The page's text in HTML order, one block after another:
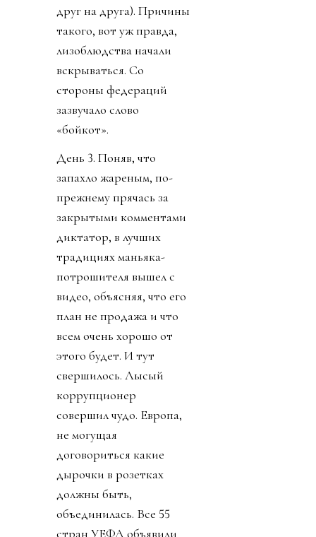
друг на друга). Причины
такого, вот уж правда,
лизоблюдства начали
вскрываться. Со
стороны федераций
зазвучало слово
«бойкот».
День 3. Поняв, что
запахло жареным, по-
прежнему прячась за
закрытыми комментами
диктатор, в лучших
традициях маньяка-
потрошителя вышел с
видео, объясняя, что его
план не продажа и что
всем очень хорошо от
этого будет. И тут
свершилось. Лысый
коррупционер
совершил чудо. Европа,
не могущая
договориться какие
дырочки в розетках
должны быть,
объединилась. Все 55
стран УЕФА объявили